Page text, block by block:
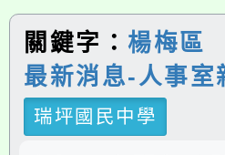
關鍵字： 楊梅區
最新消息-人事室
瑞坪國民中學